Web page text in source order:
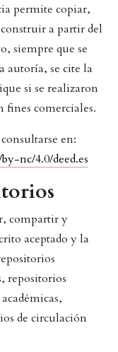
permite copiar,
a partir del
siempre que se
autoría, se cite la
si se realizaron
fines comerciales.
en:
nc/4.0/deed.es
compartir y
aceptado y la
repositorios
de circulación